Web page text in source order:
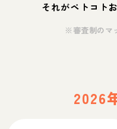
それがペトコト
※審査制のマ
2026